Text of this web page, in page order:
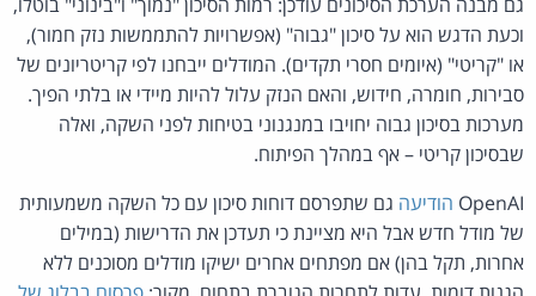
וכעת הדגש הוא על סיכון "גבוה" (אפשרויות להתממשות נזק חמור),
או "קריטי" (איומים חסרי תקדים). המודלים ייבחנו לפי קריטריונים של
סבירות, חומרה, חידוש, והאם הנזק עלול להיות מיידי או בלתי הפיך.
מערכות בסיכון גבוה יחויבו במנגנוני בטיחות לפני השקה, ואלה
שבסיכון קריטי – אף במהלך הפיתוח.
OpenAI הודיעה גם שתפרסם דוחות סיכון עם כל השקה משמעותית
של מודל חדש אבל היא מציינת כי תעדכן את הדרישות (במילים
אחרות, תקל בהן) אם מפתחים אחרים ישיקו מודלים מסוכנים ללא